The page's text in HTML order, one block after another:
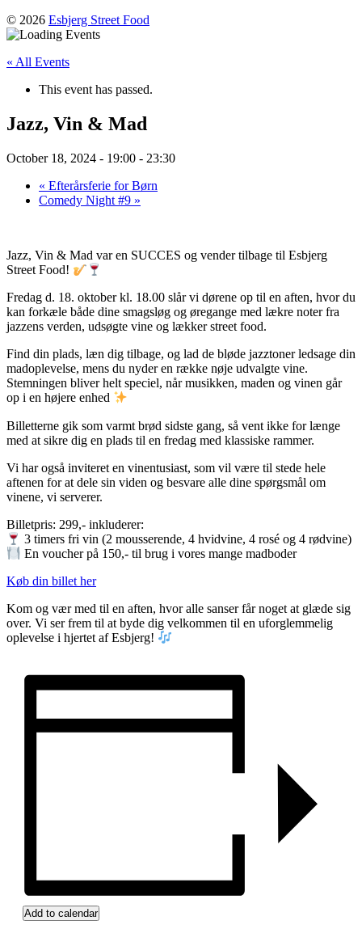
© 2026 Esbjerg Street Food
« All Events
This event has passed.
Jazz, Vin & Mad
October 18, 2024 - 19:00 - 23:30
« Efterårsferie for Børn
Comedy Night #9 »
Jazz, Vin & Mad var en SUCCES og vender tilbage til Esbjerg
Street Food!
Fredag d. 18. oktober kl. 18.00 slår vi dørene op til en aften, hvor du
kan forkæle både dine smagsløg og øregange med lækre noter fra
jazzens verden, udsøgte vine og lækker street food.
Find din plads, læn dig tilbage, og lad de bløde jazztoner ledsage din
madoplevelse, mens du nyder en række nøje udvalgte vine.
Stemningen bliver helt speciel, når musikken, maden og vinen går
op i en højere enhed
Billetterne gik som varmt brød sidste gang, så vent ikke for længe
med at sikre dig en plads til en fredag med klassiske rammer.
Vi har også inviteret en vinentusiast, som vil være til stede hele
aftenen for at dele sin viden og besvare alle dine spørgsmål om
vinene, vi serverer.
Billetpris: 299,- inkluderer:
3 timers fri vin (2 mousserende, 4 hvidvine, 4 rosé og 4 rødvine)
En voucher på 150,- til brug i vores mange madboder
Køb din billet her
Kom og vær med til en aften, hvor alle sanser får noget at glæde sig
over. Vi ser frem til at byde dig velkommen til en uforglemmelig
oplevelse i hjertet af Esbjerg!
Add to calendar